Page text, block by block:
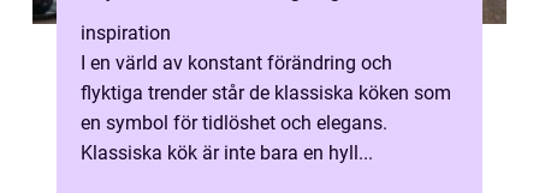
inspiration
I en värld av konstant förändring och
flyktiga trender står de klassiska köken som
en symbol för tidlöshet och elegans.
Klassiska kök är inte bara en hyll...